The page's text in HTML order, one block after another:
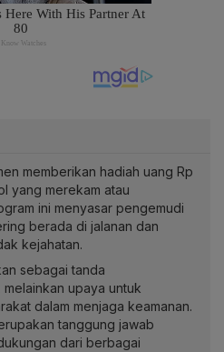
memberikan hadiah uang Rp
yang merekam atau
ini menyasar pengemudi
berada di jalanan dan
kejahatan.
sebagai tanda
upaya untuk
dalam menjaga keamanan.
tanggung jawab
dari berbagai